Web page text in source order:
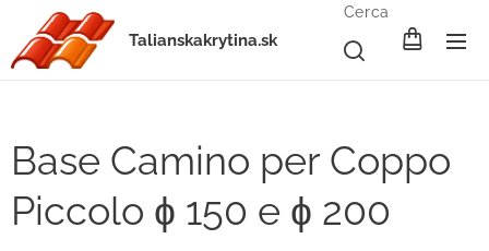
Talianskakrytina.sk
Cerca
Base Camino per Coppo
Piccolo ɸ 150 e ɸ 200